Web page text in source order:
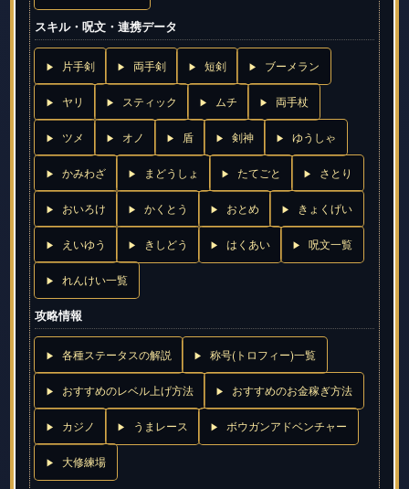
スキル・呪文・連携データ
片手剣 両手剣 短剣 ブーメラン
ヤリ スティック ムチ 両手杖
ツメ オノ 盾 剣神 ゆうしゃ
かみわざ まどうしょ たてごと さとり
おいろけ かくとう おとめ きょくげい
えいゆう きしどう はくあい 呪文一覧
れんけい一覧
攻略情報
各種ステータスの解説 称号(トロフィー)一覧
おすすめのレベル上げ方法 おすすめのお金稼ぎ方法
カジノ うまレース ボウガンアドベンチャー
大修練場